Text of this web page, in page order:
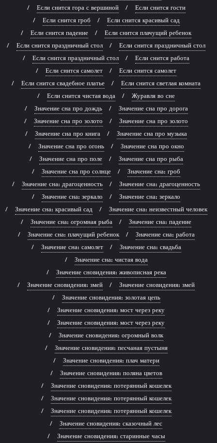
Если снится гора с вершиной
Если снится гости
Если снится гроб
Если снится красивый сад
Если снится падение
Если снится плачущий ребенок
Если снится праздничный стол
Если снится праздничный стол
Если снится праздничный стол
Если снится работа
Если снится самолет
Если снится самолет
Если снится свадебное платье
Если снится светлая комната
Если снится чистая вода
Журавля во сне
Значение сна про дождь
Значение сна про дорога
Значение сна про золото
Значение сна про золото
Значение сна про книга
Значение сна про музыка
Значение сна про огонь
Значение сна про окно
Значение сна про поле
Значение сна про рыба
Значение сна про солнце
Значение сна: гроб
Значение сна: драгоценность
Значение сна: драгоценность
Значение сна: зеркало
Значение сна: зеркало
Значение сна: красивый сад
Значение сна: неизвестный человек
Значение сна: огромная рыба
Значение сна: падение
Значение сна: плачущий ребенок
Значение сна: работа
Значение сна: самолет
Значение сна: свадьба
Значение сна: чистая вода
Значение сновидения: живописная река
Значение сновидения: змей
Значение сновидения: змей
Значение сновидения: золотая цепь
Значение сновидения: мост через реку
Значение сновидения: мост через реку
Значение сновидения: огромный волк
Значение сновидения: песчаная пустыня
Значение сновидения: плач матери
Значение сновидения: поляна цветов
Значение сновидения: потерянный кошелек
Значение сновидения: потерянный кошелек
Значение сновидения: потерянный кошелек
Значение сновидения: сказочный лес
Значение сновидения: старинные часы